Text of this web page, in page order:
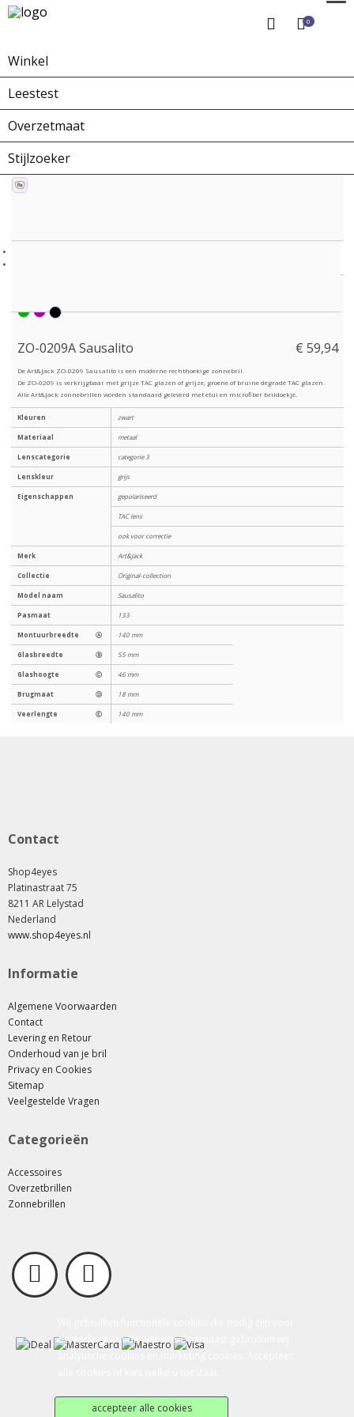
de werking van de website. Daarnaast gebruiken wij
accepteer alle cookies
0
Winkel
Leestest
Overzetmaat
Stijlzoeker
Home Winkel
ZO-0209A Sausalito € 59,94
De Art&Jack ZO-0209 Sausalito is een moderne rechthoekige zonnebril.
De ZO-0209 is verkrijgbaar met grijze TAC glazen of grijze, groene of bruine dégradé TAC glazen.
Alle Art&Jack zonnebrillen worden standaard geleverd met etui en microfiber brildoekje.
Kleuren zwart
Materiaal metaal
Lenscategorie categorie 3
Lenskleur grijs
Eigenschappen gepolariseerd
TAC lens
ook voor correctie
Merk Art&Jack
Collectie Original-collection
Model naam Sausalito
Pasmaat 133
Montuurbreedte Ⓐ 140 mm
Glasbreedte Ⓑ 55 mm
Glashoogte Ⓒ 46 mm
Brugmaat Ⓓ 18 mm
Veerlengte Ⓔ 140 mm
Contact
Shop4eyes
Platinastraat 75
8211 AR Lelystad
Nederland
www.shop4eyes.nl
Informatie
Algemene Voorwaarden
Contact
Levering en Retour
Onderhoud van je bril
Privacy en Cookies
Sitemap
Veelgestelde Vragen
Categorieën
Accessoires
Overzetbrillen
Zonnebrillen